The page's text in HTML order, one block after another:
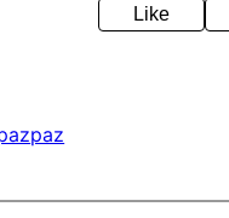
Like
paz